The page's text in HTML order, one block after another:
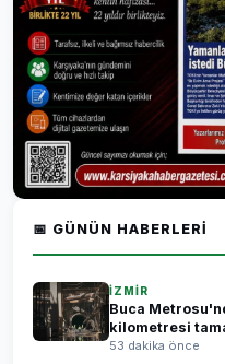
📅 GÜNÜN HABERLERI
İZMİR
Buca
kilometresi
53 dakika önce